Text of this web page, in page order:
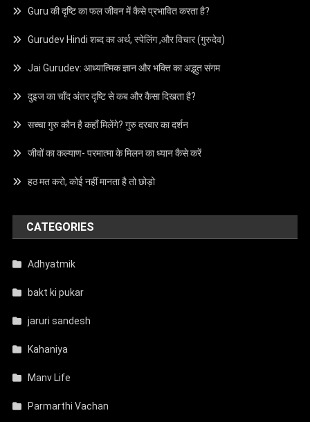
Guru की दृष्टि का फल जीवन में कैसे प्रभावित करता है?
Gurudev Hindi शब्द का अर्थ, स्पेलिंग ,और विचार (गुरुदेव)
Jai Gurudev: आध्यात्मिक ज्ञान और भक्ति का अद्भुत संगम
दुइज का चाँद अंतर दृष्टि से कब और कैसा दिखता है?
सच्चा गुरु कौन है कहाँ मिलेंगे? गुरु दरबार का दर्शन
जीवों का कल्याण- परमात्मा के मिलन का ध्यान कैसे करें
हठ मत करो, कोई नहीं मानता है तो छोड़ो
CATEGORIES
Adhyatmik
bakt ki pukar
jaruri sandesh
Kahaniya
Manv Life
Parmarthi Vachan